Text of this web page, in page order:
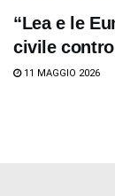
“Lea e le
civile
11 MAGGIO 2026